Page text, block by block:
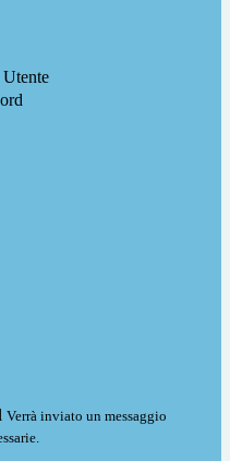
Verrà inviato un messaggio